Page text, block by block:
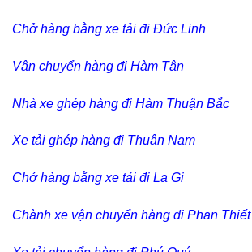
Chở hàng bằng xe tải đi Đức Linh
Vận chuyển hàng đi Hàm Tân
Nhà xe ghép hàng đi Hàm Thuận Bắc
Xe tải ghép hàng đi Thuận Nam
Chở hàng bằng xe tải đi La Gi
Chành xe vận chuyển hàng đi Phan Thiết